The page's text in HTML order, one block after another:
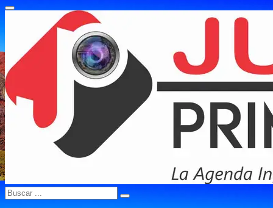
Primary
Search
for:
Search